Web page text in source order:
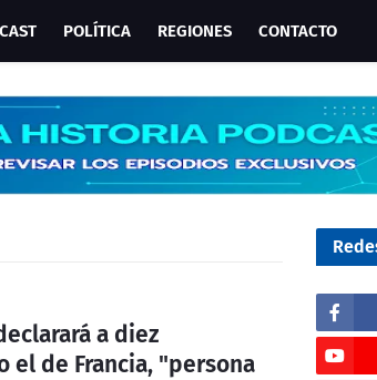
POLÍTICA REGIONES CONTACTO
a diez
el de Francia, "persona